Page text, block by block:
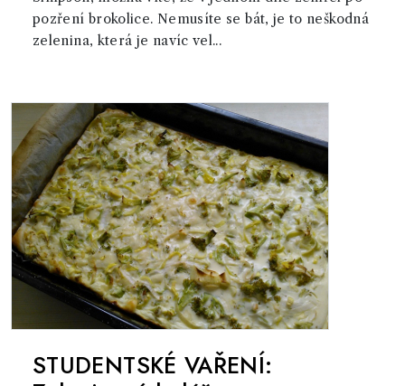
pozření brokolice. Nemusíte se bát, je to neškodná
zelenina, která je navíc vel...
STUDENTSKÉ VAŘENÍ: